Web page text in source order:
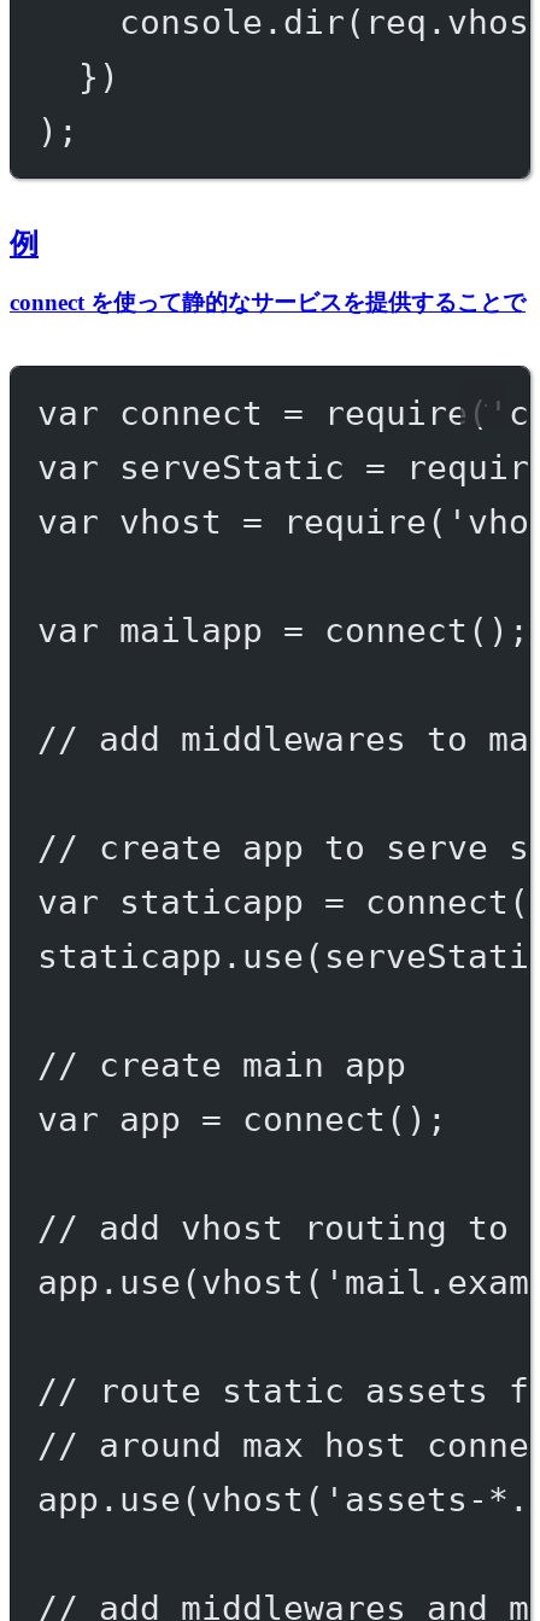
console. dir
})
);
例
connect を使って静的なサービスを提供することで
var connect = require (
var serveStatic =
var vhost = require(
var mailapp = connect ();
// add middlewares to
// create app to serve
var staticapp = connect
staticapp. use(
// create main app
var app = connect ();
// add vhost routing to
app. use(vhost (
// route static assets
// around max host
app. use(vhost ( 'assets-
// add middlewares and